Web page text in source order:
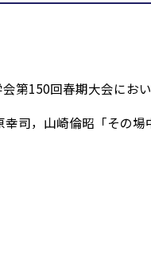
第150回春期大会にお
司，山崎倫昭「その